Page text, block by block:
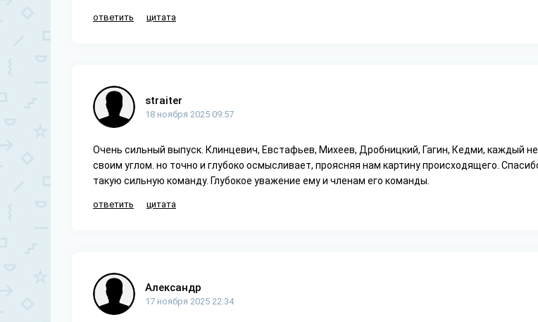
ответить цитата
straiter
18 ноября 2025 09:57
Очень сильный выпуск. Клинцевич, Евстафьев, Михеев, Дробницкий, Гагин, Кедми, каждый
своим углом. но точно и глубоко осмысливает, проясняя нам картину происходящего.
такую сильную команду. Глубокое уважение ему и членам его команды.
ответить цитата
Александр
17 ноября 2025 22:34